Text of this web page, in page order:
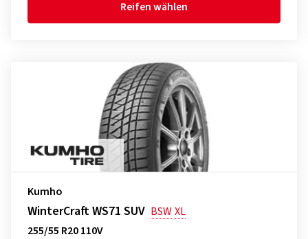
Reifen wählen
Kumho
WinterCraft WS71 SUV BSWXL
255/55 R20 110V